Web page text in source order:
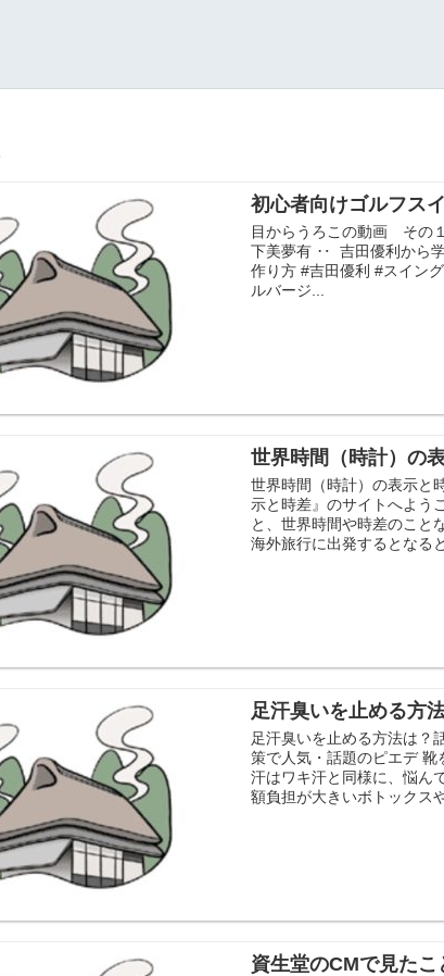
初心者向けゴルフス
目からうろこの動画 その
下美夢有 ‥ 吉田優利から
作り方 #吉田優利 #スイン
ルバージ...
世界時間（時計）の
世界時間（時計）の表示と
示と時差』のサイトへよう
と、世界時間や時差のこと
海外旅行に出発するとなる
足汗臭いを止める方
足汗臭いを止める方法は？
策で人気・話題のピエデ 靴
汗はワキ汗と同様に、悩ん
額負担が大きいボトックス
資生堂のCMで見た